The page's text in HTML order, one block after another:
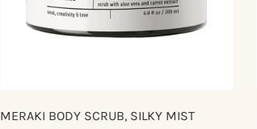
MERAKI BODY SCRUB, SILKY MIST